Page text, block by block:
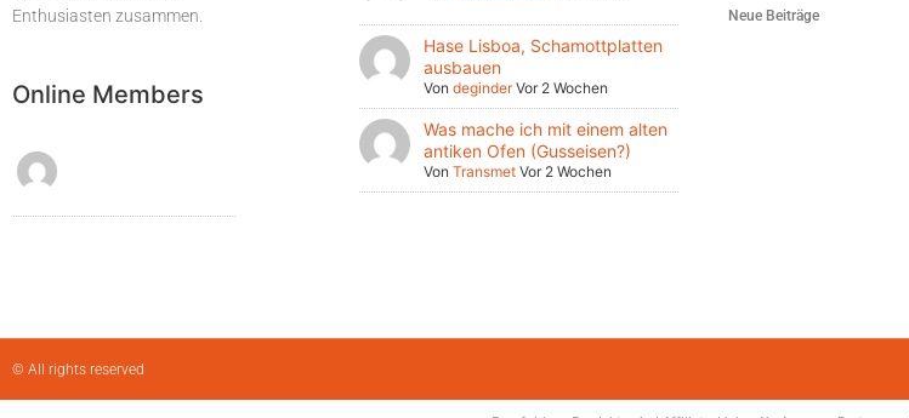
Enthusiasten zusammen.
Online Members
Hase Lisboa, Schamottplatten
ausbauen
Von deginder Vor 2 Wochen
Was mache ich mit einem alten
antiken Ofen (Gusseisen?)
Von Transmet Vor 2 Wochen
Neue Beiträge
© All rights reserved